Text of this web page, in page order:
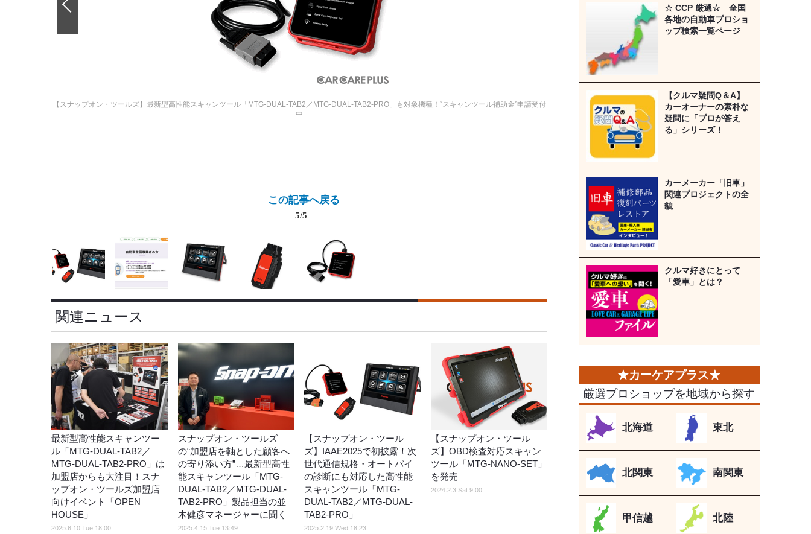
【スナップオン・ツールズ】最新型高性能スキャンツール「MTG-DUAL-TAB2／MTG-DUAL-TAB2-PRO」も対象機種！“スキャンツール補助金”申請受付
中
この記事へ戻る
5/5
関連ニュース
最新型高性能スキャンツー
ル「MTG-DUAL-TAB2／
MTG-DUAL-TAB2-PRO」は
加盟店からも大注目！スナ
ップオン・ツールズ加盟店
向けイベント「OPEN
HOUSE」
2025.6.10 Tue 18:00
スナップオン・ツールズ
の“加盟店を軸とした顧客へ
の寄り添い方”…最新型高性
能スキャンツール「MTG-
DUAL-TAB2／MTG-DUAL-
TAB2-PRO」製品担当の並
木健彦マネージャーに聞く
2025.4.15 Tue 13:49
【スナップオン・ツール
ズ】IAAE2025で初披露！次
世代通信規格・オートバイ
の診断にも対応した高性能
スキャンツール「MTG-
DUAL-TAB2／MTG-DUAL-
TAB2-PRO」
2025.2.19 Wed 18:23
【スナップオン・ツール
ズ】OBD検査対応スキャン
ツール「MTG-NANO-SET」
を発売
2024.2.3 Sat 9:00
☆ CCP 厳選☆ 全国
各地の自動車プロショ
ップ検索一覧ページ
【クルマ疑問Q＆A】
カーオーナーの素朴な
疑問に「プロが答え
る」シリーズ！
カーメーカー「旧車」
関連プロジェクトの全
貌
クルマ好きにとって
「愛車」とは？
厳選プロショップを地域から探す
北海道 東北
北関東 南関東
甲信越 北陸